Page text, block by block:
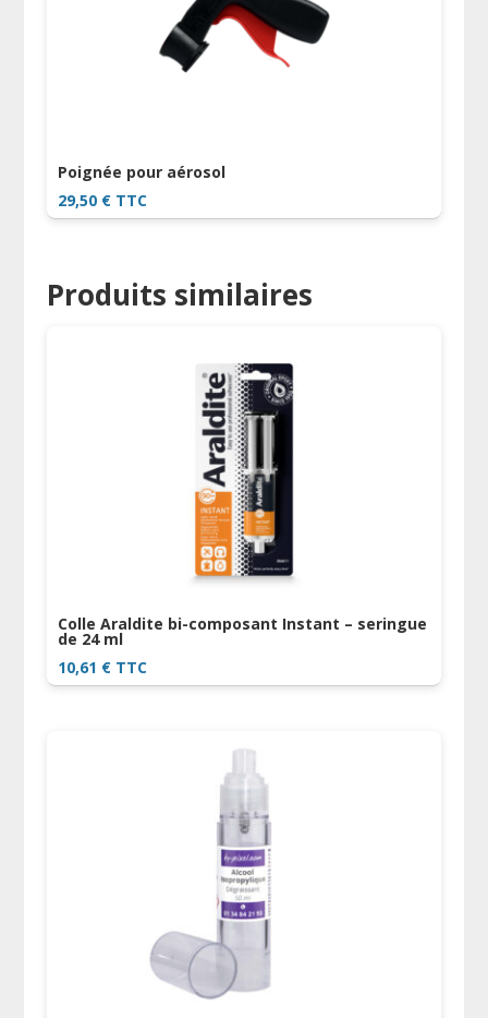
Poignée pour aérosol
29,50 € TTC
Produits similaires
Colle Araldite bi-composant Instant – seringue
de 24 ml
10,61 € TTC